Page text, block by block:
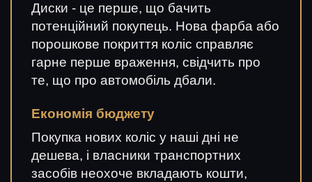
Диски - це перше, що бачить
потенційний покупець. Нова фарба або
порошкове покриття коліс справляє
гарне перше враження, свідчить про
те, що про автомобіль дбали.
Економія бюджету
Покупка нових коліс у наші дні не
дешева, і власники транспортних
засобів неохоче вкладають кошти,